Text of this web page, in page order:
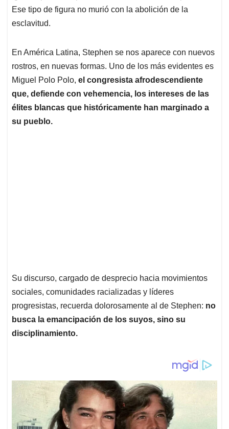
Ese tipo de figura no murió con la abolición de la
esclavitud.
En América Latina, Stephen se nos aparece con nuevos
rostros, en nuevas formas. Uno de los más evidentes es
Miguel Polo Polo, el congresista afrodescendiente
que, defiende con vehemencia, los intereses de las
élites blancas que históricamente han marginado a
su pueblo.
Su discurso, cargado de desprecio hacia movimientos
sociales, comunidades racializadas y líderes
progresistas, recuerda dolorosamente al de Stephen: no
busca la emancipación de los suyos, sino su
disciplinamiento.